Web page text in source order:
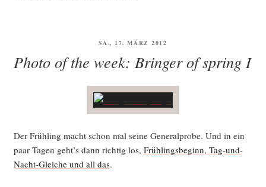
VERÖFFENTLICHT
SA., 17. MÄRZ 2012
Photo of the week: Bringer of spring I
Der Früh­ling macht schon mal sei­ne Gene­ral­pro­be. Und in ein
paar Tagen geht’s dann rich­tig los, Früh­lings­be­ginn, Tag-und-
Nacht-Glei­che und all das.